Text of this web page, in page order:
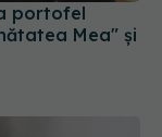
portofel
Mea" și